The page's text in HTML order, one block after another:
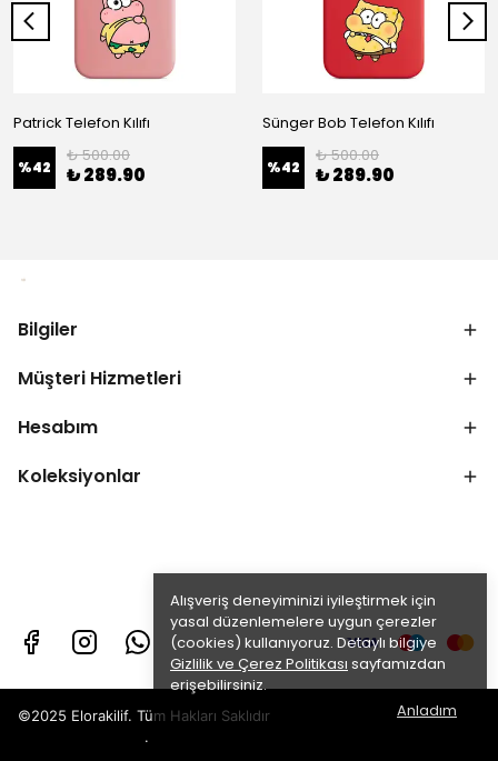
Alışveriş deneyiminizi iyileştirmek için
yasal düzenlemelere uygun çerezler
(cookies) kullanıyoruz. Detaylı bilgiye
Gizlilik ve Çerez Politikası sayfamızdan
erişebilirsiniz.
Anladım
Patrick Telefon Kılıfı
%42
₺ 500.00
₺ 289.90
Sünger Bob Telefon Kılıfı
%42
₺ 500.00
₺ 289.90
Bilgiler
Müşteri Hizmetleri
Hesabım
Koleksiyonlar
©2025 Elorakilif. Tüm Hakları Saklıdır
.